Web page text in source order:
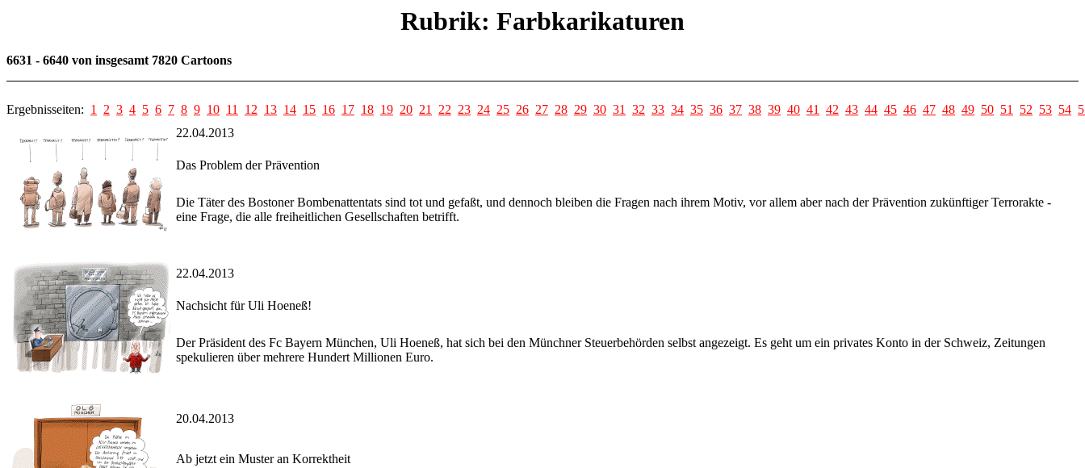
Rubrik: Farbkarikaturen
6631 - 6640 von insgesamt 7820 Cartoons
Ergebnisseiten: 1 2 3 4 5 6 7 8 9 10 11 12 13 14 15 16 17 18 19 20 21 22 23 24 25 26 27 28 29 30 31 32 33 34 35 36 37 38 39 40 41 42 43 44 45 46 47 48 49 50 51 52 53 54
22.04.2013
Das Problem der Prävention
Die Täter des Bostoner Bombenattentats sind tot und gefaßt, und dennoch bleiben die Fragen nach ihrem Motiv, vor allem aber nach der Prävention zukünftiger Terrorakte -
eine Frage, die alle freiheitlichen Gesellschaften betrifft.
22.04.2013
Nachsicht für Uli Hoeneß!
Der Präsident des Fc Bayern München, Uli Hoeneß, hat sich bei den Münchner Steuerbehörden selbst angezeigt. Es geht um ein privates Konto in der Schweiz, Zeitungen
spekulieren über mehrere Hundert Millionen Euro.
20.04.2013
Ab jetzt ein Muster an Korrektheit